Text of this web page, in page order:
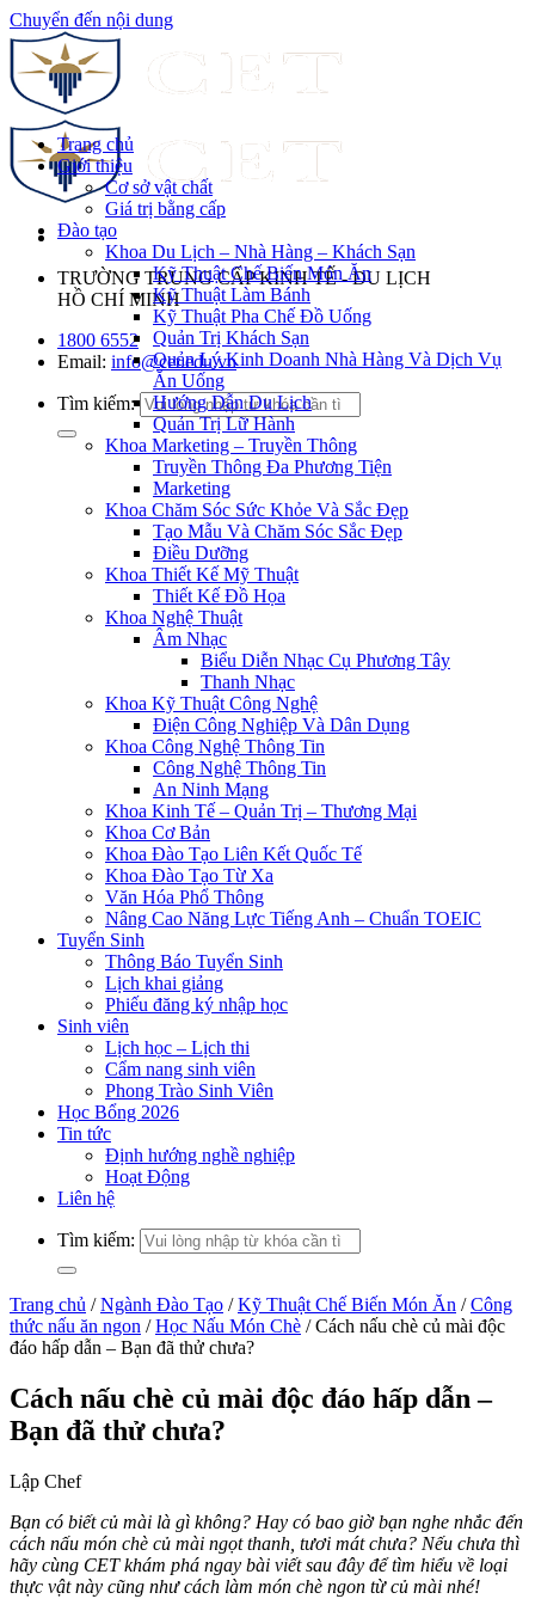
Chuyển đến nội dung
TRƯỜNG TRUNG CẤP KINH TẾ - DU LỊCH
HỒ CHÍ MINH
1800 6552
Email: info@cet.edu.vn
Tìm kiếm:
Trang chủ
Giới thiệu
Cơ sở vật chất
Giá trị bằng cấp
Đào tạo
Khoa Du Lịch – Nhà Hàng – Khách Sạn
Kỹ Thuật Chế Biến Món Ăn
Kỹ Thuật Làm Bánh
Kỹ Thuật Pha Chế Đồ Uống
Quản Trị Khách Sạn
Quản Lý Kinh Doanh Nhà Hàng Và Dịch Vụ
Ăn Uống
Hướng Dẫn Du Lịch
Quản Trị Lữ Hành
Khoa Marketing – Truyền Thông
Truyền Thông Đa Phương Tiện
Marketing
Khoa Chăm Sóc Sức Khỏe Và Sắc Đẹp
Tạo Mẫu Và Chăm Sóc Sắc Đẹp
Điều Dưỡng
Khoa Thiết Kế Mỹ Thuật
Thiết Kế Đồ Họa
Khoa Nghệ Thuật
Âm Nhạc
Biểu Diễn Nhạc Cụ Phương Tây
Thanh Nhạc
Khoa Kỹ Thuật Công Nghệ
Điện Công Nghiệp Và Dân Dụng
Khoa Công Nghệ Thông Tin
Công Nghệ Thông Tin
An Ninh Mạng
Khoa Kinh Tế – Quản Trị – Thương Mại
Khoa Cơ Bản
Khoa Đào Tạo Liên Kết Quốc Tế
Khoa Đào Tạo Từ Xa
Văn Hóa Phổ Thông
Nâng Cao Năng Lực Tiếng Anh – Chuẩn TOEIC
Tuyển Sinh
Thông Báo Tuyển Sinh
Lịch khai giảng
Phiếu đăng ký nhập học
Sinh viên
Lịch học – Lịch thi
Cẩm nang sinh viên
Phong Trào Sinh Viên
Học Bổng 2026
Tin tức
Định hướng nghề nghiệp
Hoạt Động
Liên hệ
Tìm kiếm:
Trang chủ / Ngành Đào Tạo / Kỹ Thuật Chế Biến Món Ăn / Công
thức nấu ăn ngon / Học Nấu Món Chè / Cách nấu chè củ mài độc
đáo hấp dẫn – Bạn đã thử chưa?
Cách nấu chè củ mài độc đáo hấp dẫn –
Bạn đã thử chưa?
Lập Chef
Bạn có biết củ mài là gì không? Hay có bao giờ bạn nghe nhắc đến
cách nấu món chè củ mài ngọt thanh, tươi mát chưa? Nếu chưa thì
hãy cùng CET khám phá ngay bài viết sau đây để tìm hiểu về loại
thực vật này cũng như cách làm món chè ngon từ củ mài nhé!